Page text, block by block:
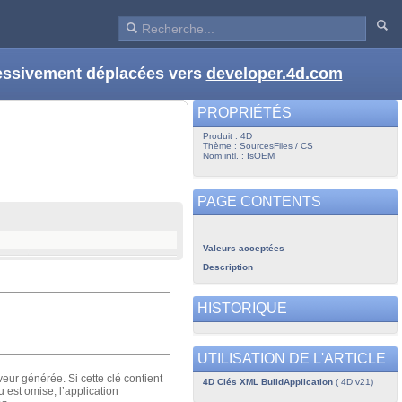
déplacées vers developer.4d.com
générée. Si cette clé contient
est omise, l’application
PROPRIÉTÉS
Produit : 4D
Thème : SourcesFiles / CS
Nom intl. : IsOEM
PAGE CONTENTS
Valeurs acceptées
Description
HISTORIQUE
UTILISATION DE L'ARTICLE
4D Clés XML BuildApplication( 4D v21)